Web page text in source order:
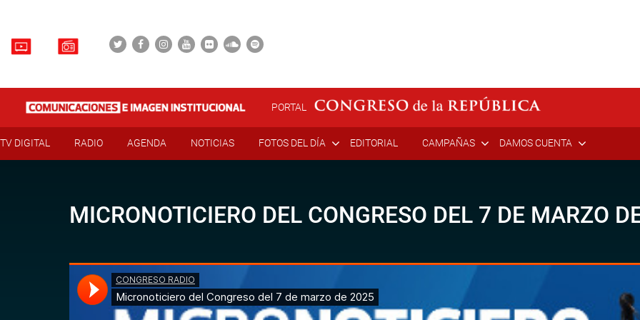
PORTAL
TV DIGITAL RADIO AGENDA NOTICIAS FOTOS DEL DÍA EDITORIAL CAMPAÑAS DAMOS CUENTA
MICRONOTICIERO DEL CONGRESO DEL 7 DE MARZO